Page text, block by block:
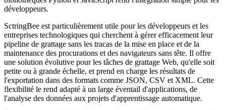
développeurs.
SctringBee est particulièrement utile pour les développeurs et les
entreprises technologiques qui cherchent à gérer efficacement leur
pipeline de grattage sans les tracas de la mise en place et de la
maintenance des procurations et des navigateurs sans tête. Il offre
une solution évolutive pour les tâches de grattage Web, qu'elle soit
petite ou à grande échelle, et prend en charge les résultats de
l'exportation dans des formats comme JSON, CSV et XML. Cette
flexibilité le rend adapté à un large éventail d'applications, de
l'analyse des données aux projets d'apprentissage automatique.